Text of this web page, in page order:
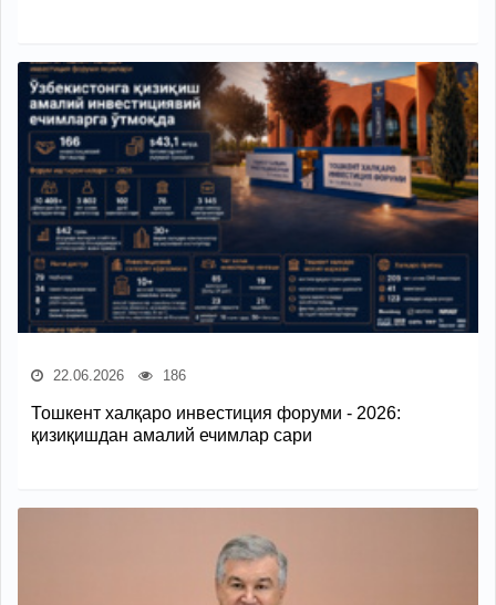
22.06.2026 186
Тошкент халқаро инвестиция форуми - 2026:
қизиқишдан амалий ечимлар сари